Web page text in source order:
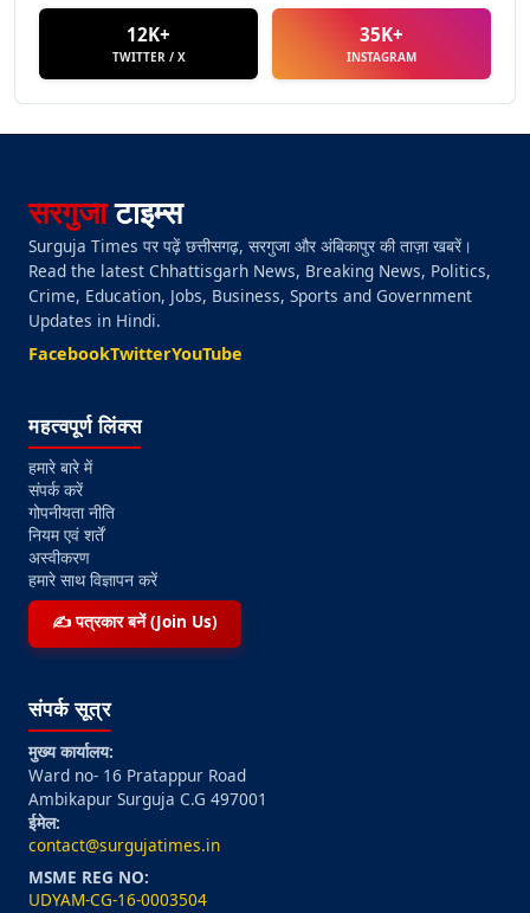
12K+
TWITTER / X
35K+
INSTAGRAM
सरगुजाटाइम्स
Surguja Times पर पढ़ें छत्तीसगढ़, सरगुजा और अंबिकापुर की ताज़ा खबरें।
Read the latest Chhattisgarh News, Breaking News, Politics,
Crime, Education, Jobs, Business, Sports and Government
Updates in Hindi.
FacebookTwitterYouTube
महत्वपूर्ण लिंक्स
हमारे बारे में
संपर्क करें
गोपनीयता नीति
नियम एवं शर्तें
अस्वीकरण
हमारे साथ विज्ञापन करें
✍️ पत्रकार बनें (Join Us)
संपर्क सूत्र
मुख्य कार्यालय:
Ward no- 16 Pratappur Road
Ambikapur Surguja C.G 497001
ईमेल:
contact@surgujatimes.in
MSME REG NO:
UDYAM-CG-16-0003504